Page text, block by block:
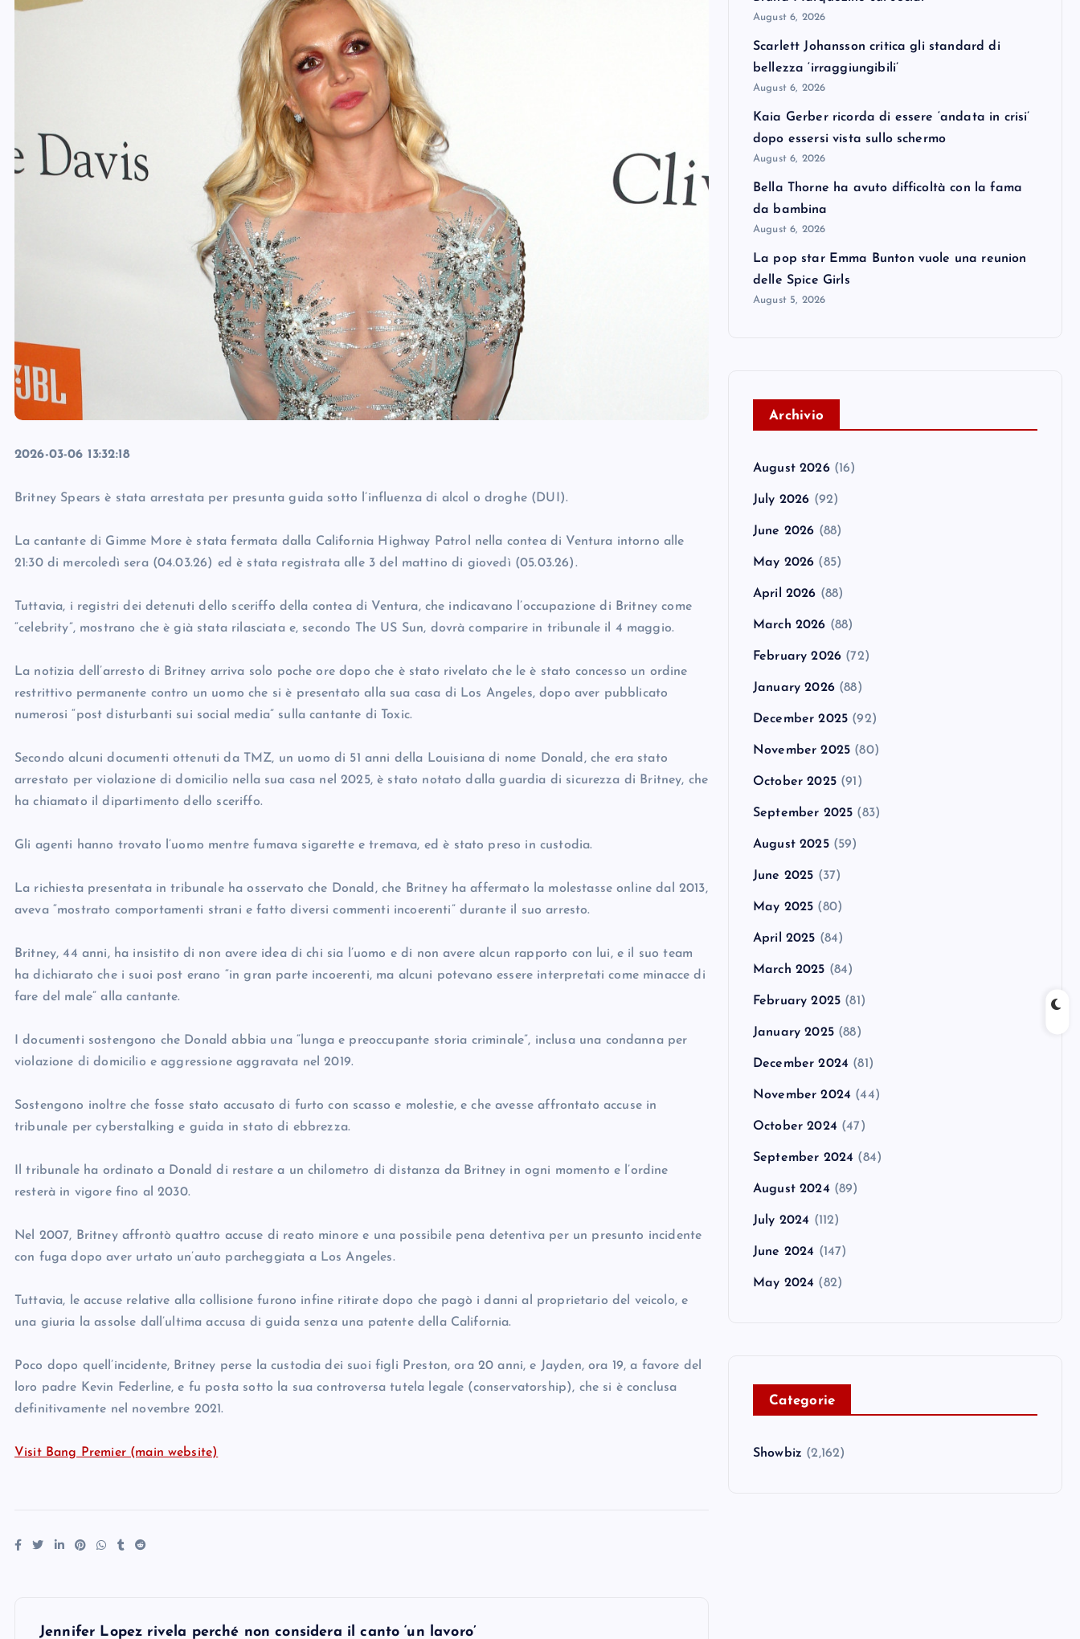
2026-03-06 13:32:18
Britney Spears è stata arrestata per presunta guida sotto l’influenza di alcol o droghe (DUI).
La cantante di Gimme More è stata fermata dalla California Highway Patrol nella contea di Ventura intorno alle
21:30 di mercoledì sera (04.03.26) ed è stata registrata alle 3 del mattino di giovedì (05.03.26).
Tuttavia, i registri dei detenuti dello sceriffo della contea di Ventura, che indicavano l’occupazione di Britney come
“celebrity”, mostrano che è già stata rilasciata e, secondo The US Sun, dovrà comparire in tribunale il 4 maggio.
La notizia dell’arresto di Britney arriva solo poche ore dopo che è stato rivelato che le è stato concesso un ordine
restrittivo permanente contro un uomo che si è presentato alla sua casa di Los Angeles, dopo aver pubblicato
numerosi “post disturbanti sui social media” sulla cantante di Toxic.
Secondo alcuni documenti ottenuti da TMZ, un uomo di 51 anni della Louisiana di nome Donald, che era stato
arrestato per violazione di domicilio nella sua casa nel 2025, è stato notato dalla guardia di sicurezza di Britney, che
ha chiamato il dipartimento dello sceriffo.
Gli agenti hanno trovato l’uomo mentre fumava sigarette e tremava, ed è stato preso in custodia.
La richiesta presentata in tribunale ha osservato che Donald, che Britney ha affermato la molestasse online dal 2013,
aveva “mostrato comportamenti strani e fatto diversi commenti incoerenti” durante il suo arresto.
Britney, 44 anni, ha insistito di non avere idea di chi sia l’uomo e di non avere alcun rapporto con lui, e il suo team
ha dichiarato che i suoi post erano “in gran parte incoerenti, ma alcuni potevano essere interpretati come minacce di
fare del male” alla cantante.
I documenti sostengono che Donald abbia una “lunga e preoccupante storia criminale”, inclusa una condanna per
violazione di domicilio e aggressione aggravata nel 2019.
Sostengono inoltre che fosse stato accusato di furto con scasso e molestie, e che avesse affrontato accuse in
tribunale per cyberstalking e guida in stato di ebbrezza.
Il tribunale ha ordinato a Donald di restare a un chilometro di distanza da Britney in ogni momento e l’ordine
resterà in vigore fino al 2030.
Nel 2007, Britney affrontò quattro accuse di reato minore e una possibile pena detentiva per un presunto incidente
con fuga dopo aver urtato un’auto parcheggiata a Los Angeles.
Tuttavia, le accuse relative alla collisione furono infine ritirate dopo che pagò i danni al proprietario del veicolo, e
una giuria la assolse dall’ultima accusa di guida senza una patente della California.
Poco dopo quell’incidente, Britney perse la custodia dei suoi figli Preston, ora 20 anni, e Jayden, ora 19, a favore del
loro padre Kevin Federline, e fu posta sotto la sua controversa tutela legale (conservatorship), che si è conclusa
definitivamente nel novembre 2021.
Visit Bang Premier (main website)
Jennifer Lopez rivela perché non considera il canto ‘un lavoro’
August 6, 2026
Scarlett Johansson critica gli standard di
bellezza ‘irraggiungibili’
August 6, 2026
Kaia Gerber ricorda di essere ‘andata in crisi’
dopo essersi vista sullo schermo
August 6, 2026
Bella Thorne ha avuto difficoltà con la fama
da bambina
August 6, 2026
La pop star Emma Bunton vuole una reunion
delle Spice Girls
August 5, 2026
Archivio
August 2026(16)
July 2026 (92)
June 2026 (88)
May 2026 (85)
April 2026 (88)
March 2026 (88)
February 2026 (72)
January 2026(88)
December 2025 (92)
November 2025 (80)
October 2025(91)
September 2025 (83)
August 2025(59)
June 2025 (37)
May 2025 (80)
April 2025 (84)
March 2025 (84)
February 2025 (81)
January 2025(88)
December 2024 (81)
November 2024 (44)
October 2024 (47)
September 2024 (84)
August 2024 (89)
July 2024 (112)
June 2024 (147)
May 2024 (82)
Categorie
Showbiz (2,162)